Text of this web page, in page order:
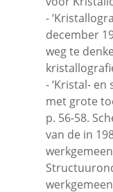
-
december
weg te
- ‘Kristal-
met grote
p. 56-58.
van de in